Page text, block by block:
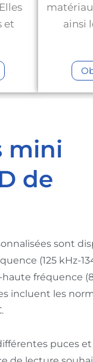
et
ainsi
mini
de
sont
(125 kHz-
haute fréquence
incluent les
puces et